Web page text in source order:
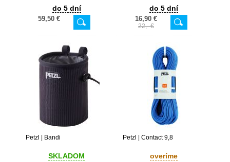
do 5 dní
59,50 €
do 5 dní
16,90 €
22,- €
Petzl | Bandi
SKLADOM
Petzl | Contact 9,8
overíme